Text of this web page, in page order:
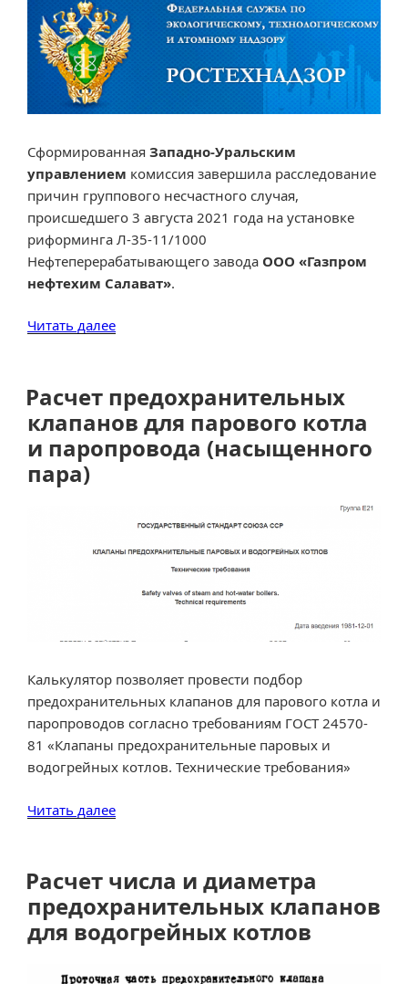
Сформированная Западно-Уральским
управлением комиссия завершила расследование
причин группового несчастного случая,
происшедшего 3 августа 2021 года на установке
риформинга Л-35-11/1000
Нефтеперерабатывающего завода ООО «Газпром
нефтехим Салават».
Читать далее«Ростехнадзор
причин
группового
несчастного
случая
риформинга
«Газпром
нефтехим
Расчет предохранительных
клапанов для парового котла
и паропровода (насыщенного
пара)
Калькулятор позволяет провести подбор
предохранительных клапанов для парового котла и
паропроводов согласно требованиям ГОСТ 24570-
81 «Клапаны предохранительные паровых и
водогрейных котлов. Технические требования»
Читать далее«Расчет
для
котла
и
Расчет числа и диаметра
предохранительных клапанов
для водогрейных котлов